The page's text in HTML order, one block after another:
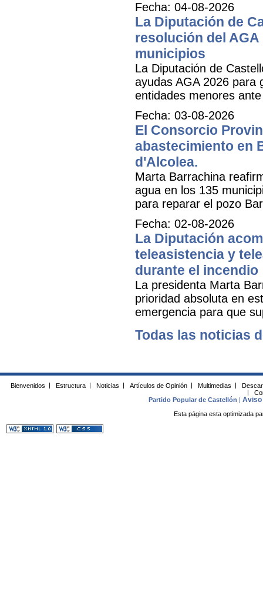
Fecha: 04-08-2026
La Diputación de
resolución del
municipios
La Diputación de
ayudas AGA 2026 para
entidades menores
Fecha: 03-08-2026
El Consorcio
abastecimiento en
d'Alcolea.
Marta Barrachina
agua en los 135
para reparar el pozo
Fecha: 02-08-2026
La Diputación
teleasistencia y
durante el incendio
La presidenta Marta
prioridad absoluta en
emergencia para que
Todas las noticias
Bienvenidos Estructura Noticias Artículos de Opinión Multimedias
Partido Popular de Castellón
|Aviso
Esta página esta optimizada